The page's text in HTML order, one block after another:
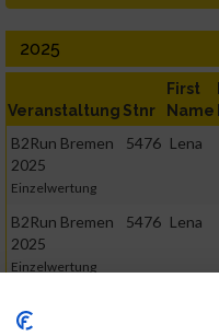
2025
Veranstaltung Stnr
First
Name
B2Run Bremen
2025
Einzelwertung
5476 Lena
B2Run Bremen
2025
Einzelwertung
5476 Lena
B2Run Bremen